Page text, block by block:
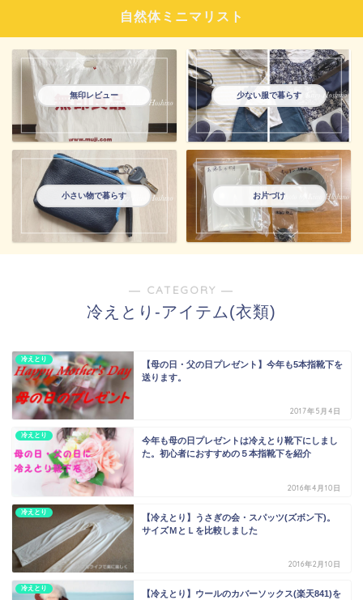
自然体ミニマリスト
無印レビュー 少ない服で暮らす
小さい物で暮らす お片づけ
― CATEGORY ―
冷えとり-アイテム(衣類)
冷えとり
【母の日・父の日プレゼント】今年も5本指靴下を
送ります。
2017年5月4日
冷えとり
今年も母の日プレゼントは冷えとり靴下にしまし
た。初心者におすすめの５本指靴下を紹介
2016年4月10日
冷えとり
【冷えとり】うさぎの会・スパッツ(ズボン下)。
サイズＭとＬを比較しました
2016年2月10日
冷えとり
【冷えとり】ウールのカバーソックス(楽天841)を